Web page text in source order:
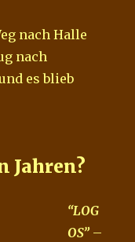
nach Halle
nach
es blieb
Jahren?
“LOG
OS” –